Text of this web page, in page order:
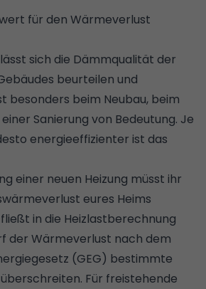
für den Wärmeverlust
sich die Dämmqualität der
beurteilen und
besonders beim Neubau, beim
Sanierung von Bedeutung. Je
energieeffizienter ist das
einer neuen Heizung müsst ihr
eures Heims
in die Heizlastberechnung
der Wärmeverlust nach dem
(GEG) bestimmte
Für freistehende